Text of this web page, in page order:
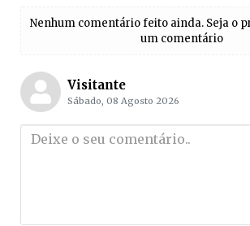
Nenhum comentário feito ainda. Seja o
um comentário
Visitante
Sábado, 08 Agosto 2026